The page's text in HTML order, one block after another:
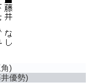
)
優勢)